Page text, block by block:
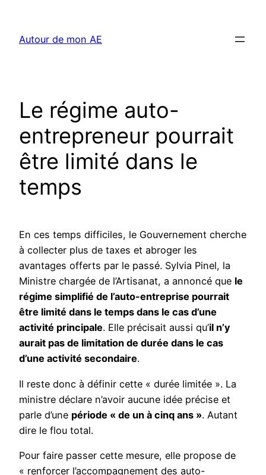
contenu
Autour de mon AE
Le régime auto-
entrepreneur pourrait
être limité dans le
temps
En ces temps difficiles, le Gouvernement cherche
à collecter plus de taxes et abroger les
avantages offerts par le passé. Sylvia Pinel, la
Ministre chargée de l’Artisanat, a annoncé que le
régime simplifié de l’auto-entreprise pourrait
être limité dans le temps dans le cas d’une
activité principale. Elle précisait aussi qu’il n’y
aurait pas de limitation de durée dans le cas
d’une activité secondaire.
Il reste donc à définir cette « durée limitée ». La
ministre déclare n’avoir aucune idée précise et
parle d’une période « de un à cinq ans ». Autant
dire le flou total.
Pour faire passer cette mesure, elle propose de
« renforcer l’accompagnement des auto-